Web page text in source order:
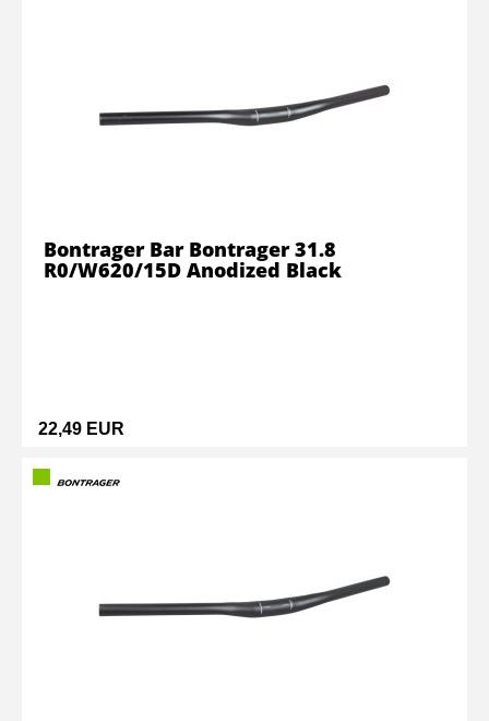
22,49 EUR
Bontrager Bar Bontrager 31.8
R0/W620/15D Anodized Black